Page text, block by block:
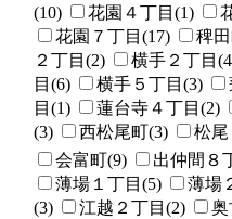
(10)
花園４丁目(1)
花園７丁目(17)
稗
２丁目(2)
横手２丁目
目(6)
横手５丁目(3)
目(1)
蓮台寺４丁目(2)
(3)
西松尾町(3) 松尾
会富町(9) 出仲間８
薄場１丁目(5)
薄場
(3)
江越２丁目(2) 奥